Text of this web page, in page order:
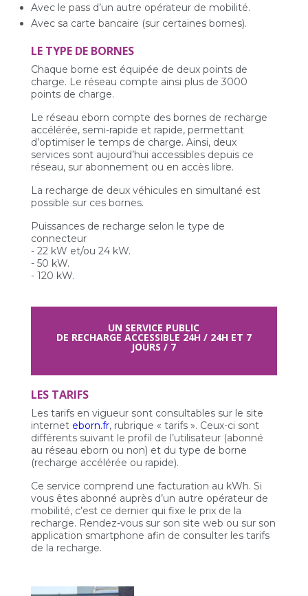
Avec le pass d’un autre opérateur de mobilité.
Avec sa carte bancaire (sur certaines bornes).
LE TYPE DE BORNES
Chaque borne est équipée de deux points de
charge. Le réseau compte ainsi plus de 3000
points de charge.
Le réseau eborn compte des bornes de recharge
accélérée, semi-rapide et rapide, permettant
d’optimiser le temps de charge. Ainsi, deux
services sont aujourd’hui accessibles depuis ce
réseau, sur abonnement ou en accès libre.
La recharge de deux véhicules en simultané est
possible sur ces bornes.
Puissances de recharge selon le type de
connecteur
- 22 kW et/ou 24 kW.
- 50 kW.
- 120 kW.
UN SERVICE PUBLIC
DE RECHARGE ACCESSIBLE 24H / 24H ET 7
JOURS / 7
LES TARIFS
Les tarifs en vigueur sont consultables sur le site
internet eborn.fr, rubrique « tarifs ». Ceux-ci sont
différents suivant le profil de l’utilisateur (abonné
au réseau eborn ou non) et du type de borne
(recharge accélérée ou rapide).
Ce service comprend une facturation au kWh. Si
vous êtes abonné auprès d’un autre opérateur de
mobilité, c’est ce dernier qui fixe le prix de la
recharge. Rendez-vous sur son site web ou sur son
application smartphone afin de consulter les tarifs
de la recharge.